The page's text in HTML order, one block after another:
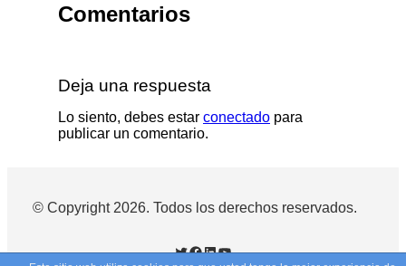
Comentarios
Deja una respuesta
Lo siento, debes estar conectado para
publicar un comentario.
© Copyright 2026. Todos los derechos reservados.
Twitter Facebook LinkedIn YouTube